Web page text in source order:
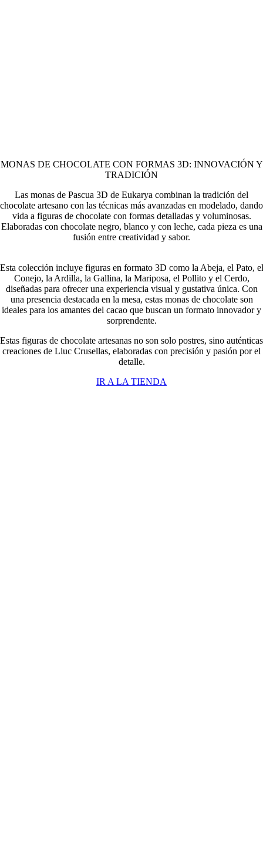
MONAS DE CHOCOLATE CON FORMAS 3D: INNOVACIÓN Y
TRADICIÓN
Las monas de Pascua 3D de Eukarya combinan la tradición del
chocolate artesano con las técnicas más avanzadas en modelado, dando
vida a figuras de chocolate con formas detalladas y voluminosas.
Elaboradas con chocolate negro, blanco y con leche, cada pieza es una
fusión entre creatividad y sabor.
Esta colección incluye figuras en formato 3D como la Abeja, el Pato, el
Conejo, la Ardilla, la Gallina, la Mariposa, el Pollito y el Cerdo,
diseñadas para ofrecer una experiencia visual y gustativa única. Con
una presencia destacada en la mesa, estas monas de chocolate son
ideales para los amantes del cacao que buscan un formato innovador y
sorprendente.
Estas figuras de chocolate artesanas no son solo postres, sino auténticas
creaciones de Lluc Crusellas, elaboradas con precisión y pasión por el
detalle.
IR A LA TIENDA